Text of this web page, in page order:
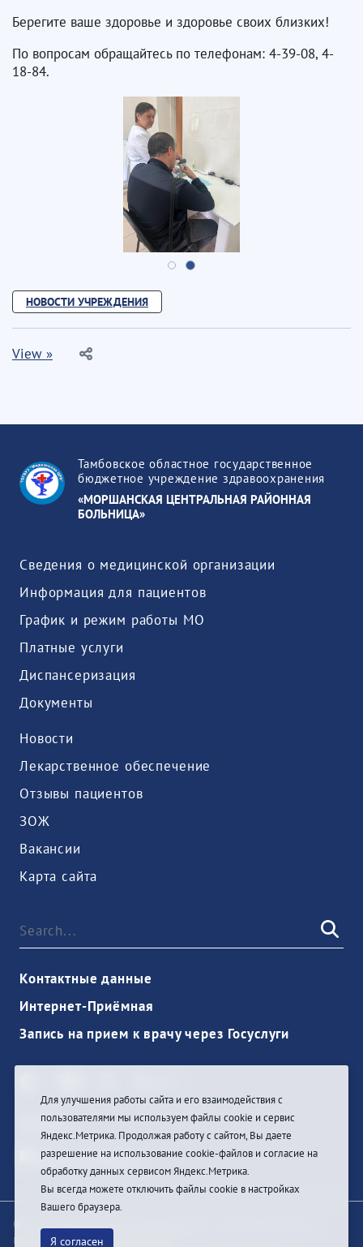
Берегите ваше здоровье и здоровье своих близких!
По вопросам обращайтесь по телефонам: 4-39-08, 4-
18-84.
НОВОСТИ УЧРЕЖДЕНИЯ
View »
Тамбовское областное государственное
бюджетное учреждение здравоохранения
«МОРШАНСКАЯ ЦЕНТРАЛЬНАЯ РАЙОННАЯ
БОЛЬНИЦА»
Сведения о медицинской организации
Информация для пациентов
График и режим работы МО
Платные услуги
Диспансеризация
Документы
Новости
Лекарственное обеспечение
Отзывы пациентов
ЗОЖ
Вакансии
Карта сайта
Контактные данные
Интернет-Приёмная
Запись на прием к врачу через Госуслуги
Sign In
© При цитировании информации с сайта ссылка на
первоисточник обязательна
Для улучшения работы сайта и его взаимодействия с
пользователями мы используем файлы cookie и сервис
Яндекс.Метрика. Продолжая работу с сайтом, Вы даете
разрешение на использование cookie-файлов и согласие на
обработку данных сервисом Яндекс.Метрика.
Вы всегда можете отключить файлы cookie в настройках
Вашего браузера.
Я согласен